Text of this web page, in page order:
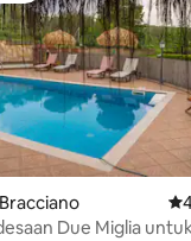
183 ulasanDue Miglia